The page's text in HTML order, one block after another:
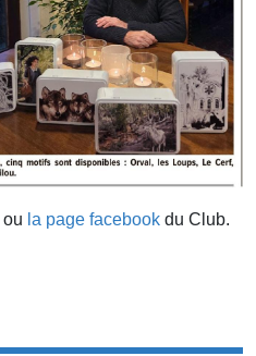
ou la page facebook du Club.